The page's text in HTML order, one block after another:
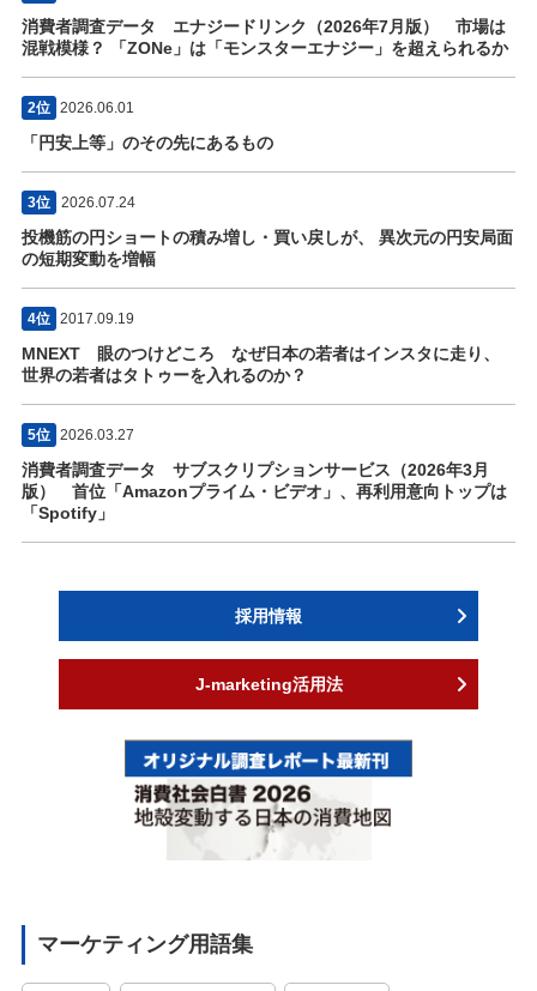
消費者調査データ エナジードリンク（2026年7月版） 市場は
混戦模様？ 「ZONe」は「モンスターエナジー」を超えられるか
2位 2026.06.01
「円安上等」のその先にあるもの
3位 2026.07.24
投機筋の円ショートの積み増し・買い戻しが、 異次元の円安局面
の短期変動を増幅
4位 2017.09.19
MNEXT 眼のつけどころ なぜ日本の若者はインスタに走り、
世界の若者はタトゥーを入れるのか？
5位 2026.03.27
消費者調査データ サブスクリプションサービス（2026年3月
版） 首位「Amazonプライム・ビデオ」、再利用意向トップは
「Spotify」
採用情報
J-marketing活用法
マーケティング用語集